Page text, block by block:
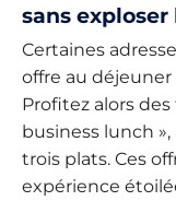
sans
Certaines
offre au déjeuner
Profitez alors des
business lunch
trois plats. Ces
expérience